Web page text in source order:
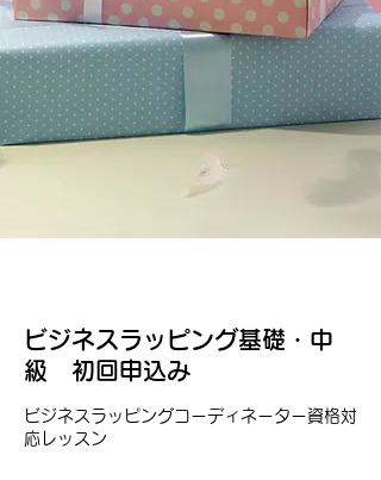
ビジネスラッピング基礎・中
級 初回申込み
ビジネスラッピングコーディネーター資格対
応レッスン